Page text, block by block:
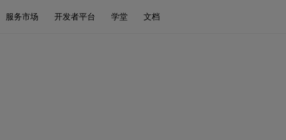
服务市场 开发者平台 学堂 文档